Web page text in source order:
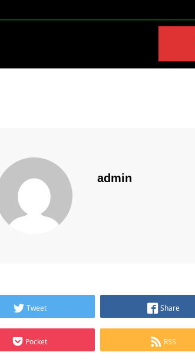
admin
Tweet Share
Pocket RSS